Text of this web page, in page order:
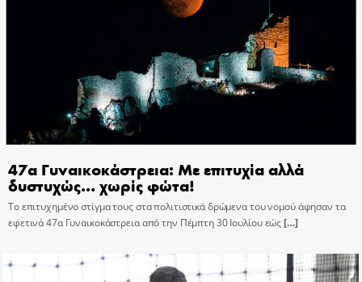
47α Γυναικοκάστρεια: Με επιτυχία αλλά
δυστυχώς… χωρίς φώτα!
Το επιτυχημένο στίγμα τους στα πολιτιστικά δρώμενα του νομού άφησαν τα
εφετινά 47α Γυναικοκάστρεια από την Πέμπτη 30 Ιουλίου εώς[…]